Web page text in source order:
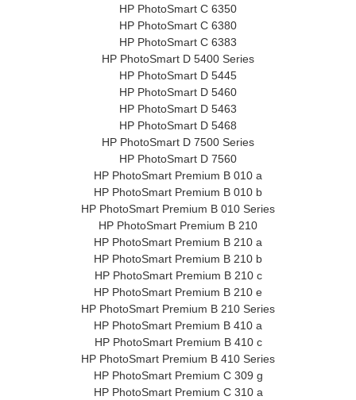
HP PhotoSmart C 6350
HP PhotoSmart C 6380
HP PhotoSmart C 6383
HP PhotoSmart D 5400 Series
HP PhotoSmart D 5445
HP PhotoSmart D 5460
HP PhotoSmart D 5463
HP PhotoSmart D 5468
HP PhotoSmart D 7500 Series
HP PhotoSmart D 7560
HP PhotoSmart Premium B 010 a
HP PhotoSmart Premium B 010 b
HP PhotoSmart Premium B 010 Series
HP PhotoSmart Premium B 210
HP PhotoSmart Premium B 210 a
HP PhotoSmart Premium B 210 b
HP PhotoSmart Premium B 210 c
HP PhotoSmart Premium B 210 e
HP PhotoSmart Premium B 210 Series
HP PhotoSmart Premium B 410 a
HP PhotoSmart Premium B 410 c
HP PhotoSmart Premium B 410 Series
HP PhotoSmart Premium C 309 g
HP PhotoSmart Premium C 310 a